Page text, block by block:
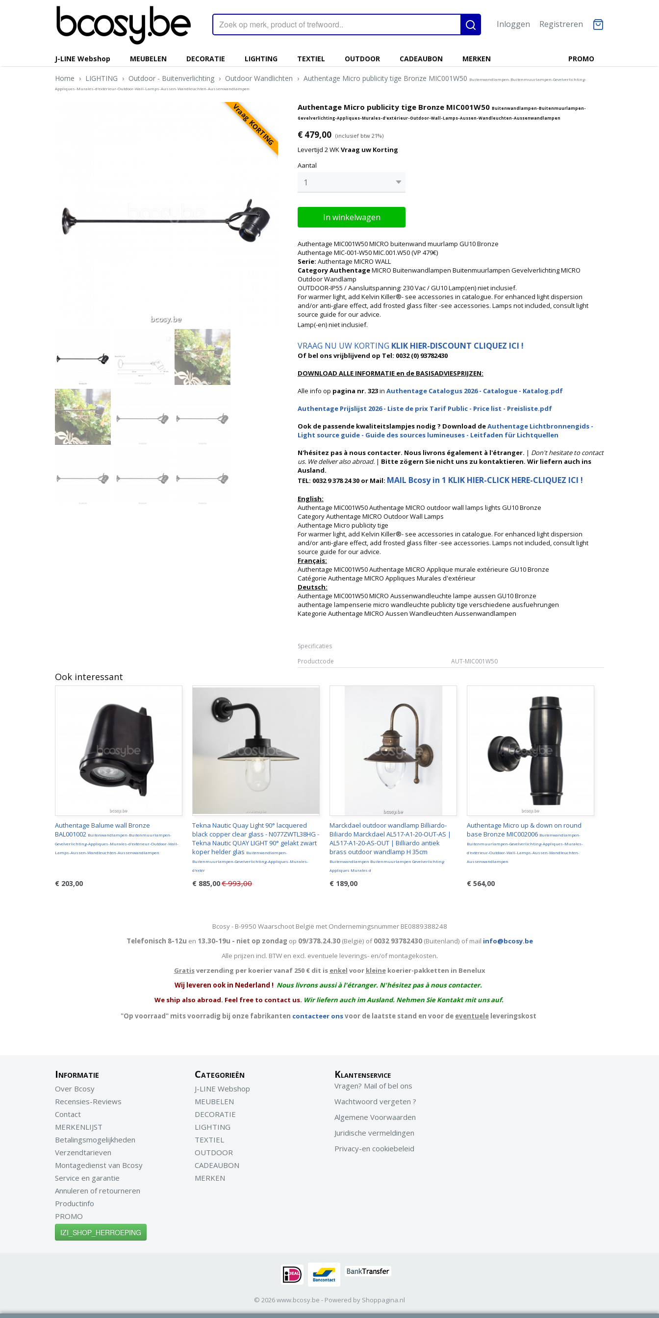
Inloggen Registreren
PROMO
J-LINE Webshop MEUBELEN DECORATIE LIGHTING TEXTIEL OUTDOOR CADEAUBON MERKEN
Home › LIGHTING › Outdoor - Buitenverlichting › Outdoor Wandlichten › Authentage Micro publicity tige Bronze MIC001W50 Buitenwandlampen-Buitenmuurlampen-Gevelverlichting-
Appliques-Murales-d'extérieur-Outdoor-Wall-Lamps-Aussen-Wandleuchten-Aussenwandlampen
Vraag KORTING Authentage Micro publicity tige Bronze MIC001W50 Buitenwandlampen-Buitenmuurlampen-
Gevelverlichting-Appliques-Murales-d'extérieur-Outdoor-Wall-Lamps-Aussen-Wandleuchten-Aussenwandlampen
€ 479,00 (inclusief btw 21%)
Levertijd 2 WKVraag uw Korting
Aantal
In winkelwagen
Authentage MIC001W50 MICRO buitenwand muurlamp GU10 Bronze
Authentage MIC-001-W50 MIC.001.W50 (VP 479€)
Serie: Authentage MICRO WALL
Category AuthentageMICRO Buitenwandlampen Buitenmuurlampen Gevelverlichting MICRO
Outdoor Wandlamp
OUTDOOR-IP55 / Aansluitspanning: 230 Vac / GU10 Lamp(en) niet inclusief.
For warmer light, add Kelvin Killer®- see accessories in catalogue. For enhanced light dispersion
and/or anti-glare effect, add frosted glass filter -see accessories. Lamps not included, consult light
source guide for our advice.
Lamp(-en) niet inclusief.
VRAAG NU UW KORTING KLIK HIER-DISCOUNT CLIQUEZ ICI !
Of bel ons vrijblijvend op Tel: 0032 (0) 93782430
DOWNLOAD ALLE INFORMATIE en de BASISADVIESPRIJZEN:
Alle info op pagina nr. 323in Authentage Catalogus 2026 - Catalogue - Katalog.pdf
Authentage Prijslijst 2026 - Liste de prix Tarif Public - Price list - Preisliste.pdf
Ook de passende kwaliteitslampjes nodig ? Download deAuthentage Lichtbronnengids -
Light source guide - Guide des sources lumineuses - Leitfaden für Lichtquellen
N'hésitez pas à nous contacter. Nous livrons également à l'étranger. | Don't hesitate to contact
us. We deliver also abroad. | Bitte zögern Sie nicht uns zu kontaktieren. Wir liefern auch ins
Ausland.
TEL: 0032 9 378 24 30 or Mail: MAIL Bcosy in 1 KLIK HIER-CLICK HERE-CLIQUEZ ICI !
English:
Authentage MIC001W50 Authentage MICRO outdoor wall lamps lights GU10 Bronze
Category Authentage MICRO Outdoor Wall Lamps
Authentage Micro publicity tige
For warmer light, add Kelvin Killer®- see accessories in catalogue. For enhanced light dispersion
and/or anti-glare effect, add frosted glass filter -see accessories. Lamps not included, consult light
source guide for our advice.
Français:
Authentage MIC001W50 Authentage MICRO Applique murale extérieure GU10 Bronze
Catégorie Authentage MICRO Appliques Murales d'extérieur
Deutsch:
Authentage MIC001W50 MICRO Aussenwandleuchte lampe aussen GU10 Bronze
authentage lampenserie micro wandleuchte publicity tige verschiedene ausfuehrungen
Kategorie Authentage MICRO Aussen Wandleuchten Aussenwandlampen
Specificaties
Productcode
AUT-MIC001W50
Ook interessant
Authentage Balume wall Bronze
BAL001002 Buitenwandlampen-Buitenmuurlampen-
Gevelverlichting-Appliques-Murales-d'extérieur-Outdoor-Wall-
Lamps-Aussen-Wandleuchten-Aussenwandlampen
€ 203,00
Tekna Nautic Quay Light 90° lacquered
black copper clear glass - N077ZWTL38HG -
Tekna Nautic QUAY LIGHT 90° gelakt zwart
koper helder glas Buitenwandlampen-
Buitenmuurlampen-Gevelverlichting-Appliques-Murales-
d'extér
€ 885,00€ 993,00
Marckdael outdoor wandlamp Billiardo-
Biliardo Marckdael AL517-A1-20-OUT-AS |
AL517-A1-20-AS-OUT | Billiardo antiek
brass outdoor wandlamp H 35cm
Buitenwandlampen Buitenmuurlampen Gevelverlichting
Appliques Murales d
€ 189,00
Authentage Micro up & down on round
base Bronze MIC002006 Buitenwandlampen-
Buitenmuurlampen-Gevelverlichting-Appliques-Murales-
d'extérieur-Outdoor-Wall-Lamps-Aussen-Wandleuchten-
Aussenwandlampen
€ 564,00
Bcosy - B-9950 Waarschoot België met Ondernemingsnummer BE0889388248
Telefonisch 8-12u en 13.30-19u - niet op zondag op 09/378.24.30(België) of0032 93782430(Buitenland) of mail info@bcosy.be
Alle prijzen incl. BTW en excl. eventuele leverings- en/of montagekosten.
Gratisverzending per koerier vanaf 250 € dit is enkel voor kleinekoerier-pakketten in Benelux
Wij leveren ook in Nederland ! Nous livrons aussi à l'étranger. N'hésitez pas à nous contacter.
We ship also abroad. Feel free to contact us. Wir liefern auch im Ausland. Nehmen Sie Kontakt mit uns auf.
"Op voorraad" mits voorradig bij onze fabrikanten contacteer onsvoor de laatste stand en voor de eventuele leveringskost
Informatie
Over Bcosy
Recensies-Reviews
Contact
MERKENLIJST
Betalingsmogelijkheden
Verzendtarieven
Montagedienst van Bcosy
Service en garantie
Annuleren of retourneren
Productinfo
PROMO
IZI_SHOP_HERROEPING
Categorieën
J-LINE Webshop
MEUBELEN
DECORATIE
LIGHTING
TEXTIEL
OUTDOOR
CADEAUBON
MERKEN
Klantenservice
Vragen? Mail of bel ons
Wachtwoord vergeten ?
Algemene Voorwaarden
Juridische vermeldingen
Privacy-en cookiebeleid
© 2026 www.bcosy.be - Powered by Shoppagina.nl